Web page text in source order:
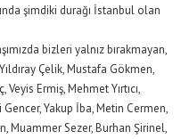
şimdiki durağı İstanbul olan
bizleri yalnız bırakmayan,
Çelik, Mustafa Gökmen,
Ermiş, Mehmet Yırtıcı,
Yakup İba, Metin Cermen,
Muammer Sezer, Burhan Şirinel,